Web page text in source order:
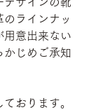
デザインの靴
のラインナッ
用意出来ない
かじめご承知
おります。